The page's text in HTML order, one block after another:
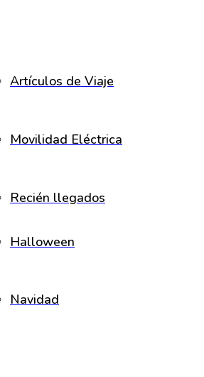
Artículos de Viaje
Movilidad Eléctrica
Recién llegados
Halloween
Navidad